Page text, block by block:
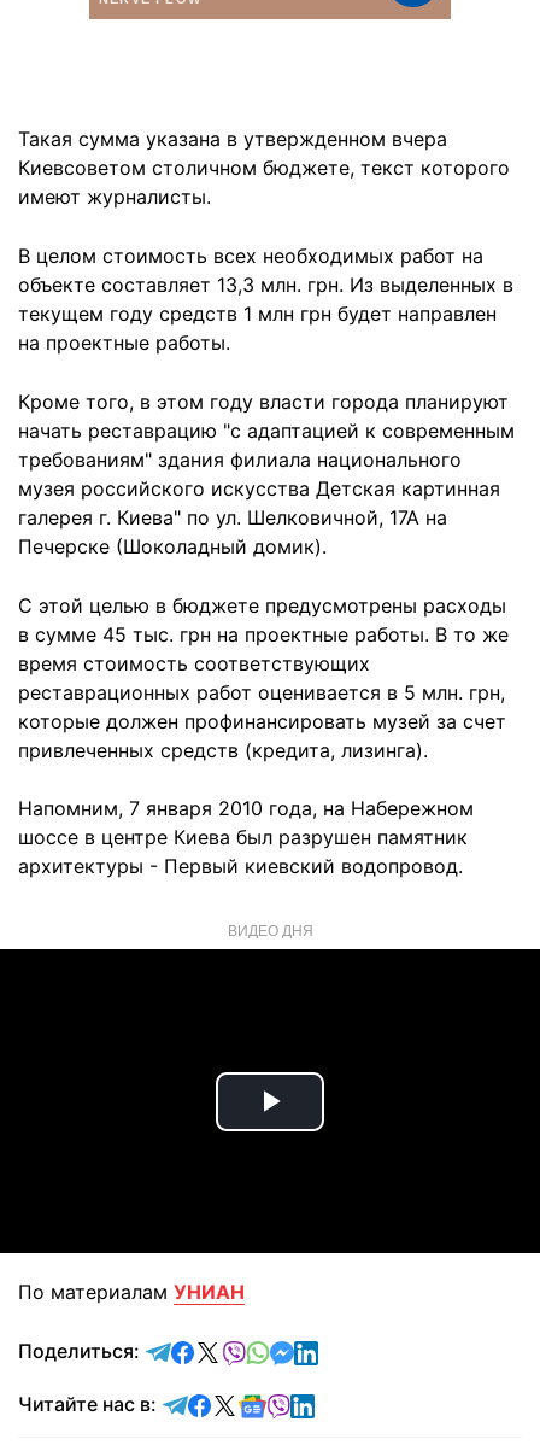
Такая сумма указана в утвержденном вчера
Киевсоветом столичном бюджете, текст которого
имеют журналисты.
В целом стоимость всех необходимых работ на
объекте составляет 13,3 млн. грн. Из выделенных в
текущем году средств 1 млн грн будет направлен
на проектные работы.
Кроме того, в этом году власти города планируют
начать реставрацию "с адаптацией к современным
требованиям" здания филиала национального
музея российского искусства Детская картинная
галерея г. Киева" по ул. Шелковичной, 17А на
Печерске (Шоколадный домик).
С этой целью в бюджете предусмотрены расходы
в сумме 45 тыс. грн на проектные работы. В то же
время стоимость соответствующих
реставрационных работ оценивается в 5 млн. грн,
которые должен профинансировать музей за счет
привлеченных средств (кредита, лизинга).
Напомним, 7 января 2010 года, на Набережном
шоссе в центре Киева был разрушен памятник
архитектуры - Первый киевский водопровод.
ВИДЕО ДНЯ
Play
По материалам УНИАН
Поделиться: отправить в Telegram
поделиться в Facebook
поделиться в X
отправить в Viber
отправить в Whatsapp
отправить в Messenger
отправить в LinkedIn
Читайте нас в: Читайте в Telegram
Читайте в Facebook
Читайте в X
Читайте в Google news
Читайте в Viber
Читайте в LinkedIn